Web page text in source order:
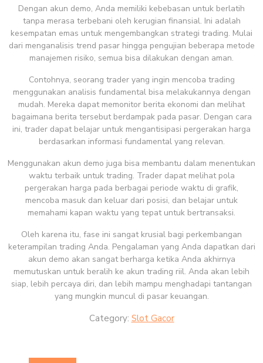
Dengan akun demo, Anda memiliki kebebasan untuk berlatih
tanpa merasa terbebani oleh kerugian finansial. Ini adalah
kesempatan emas untuk mengembangkan strategi trading. Mulai
dari menganalisis trend pasar hingga pengujian beberapa metode
manajemen risiko, semua bisa dilakukan dengan aman.
Contohnya, seorang trader yang ingin mencoba trading
menggunakan analisis fundamental bisa melakukannya dengan
mudah. Mereka dapat memonitor berita ekonomi dan melihat
bagaimana berita tersebut berdampak pada pasar. Dengan cara
ini, trader dapat belajar untuk mengantisipasi pergerakan harga
berdasarkan informasi fundamental yang relevan.
Menggunakan akun demo juga bisa membantu dalam menentukan
waktu terbaik untuk trading. Trader dapat melihat pola
pergerakan harga pada berbagai periode waktu di grafik,
mencoba masuk dan keluar dari posisi, dan belajar untuk
memahami kapan waktu yang tepat untuk bertransaksi.
Oleh karena itu, fase ini sangat krusial bagi perkembangan
keterampilan trading Anda. Pengalaman yang Anda dapatkan dari
akun demo akan sangat berharga ketika Anda akhirnya
memutuskan untuk beralih ke akun trading riil. Anda akan lebih
siap, lebih percaya diri, dan lebih mampu menghadapi tantangan
yang mungkin muncul di pasar keuangan.
Category: Slot Gacor